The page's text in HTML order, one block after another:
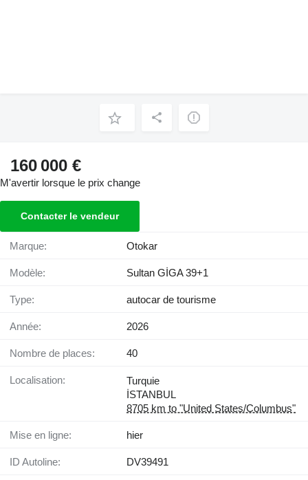
160 000 €
M'avertir lorsque le prix change
Contacter le vendeur
Marque: Otokar
Modèle: Sultan GİGA 39+1
Type: autocar de tourisme
Année: 2026
Nombre de places: 40
Localisation:
Turquie
İSTANBUL
8705 km to "United States/Columbus"
Mise en ligne: hier
ID Autoline: DV39491